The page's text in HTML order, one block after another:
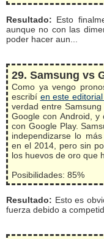
Resultado: Esto
aunque no con las
poder hacer aun...
29. Samsung vs
Como ya vengo
escribí en este
verdad entre
Google con Android,
con Google Play.
independizarse lo
en el 2014, pero sin
los huevos de oro que
Posibilidades: 85%
Resultado: Esto es
fuerza debido a